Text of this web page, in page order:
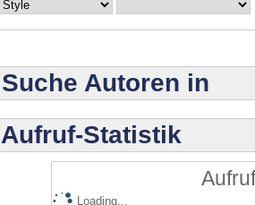
Suche Autoren in
Aufruf-Statistik
Loading...